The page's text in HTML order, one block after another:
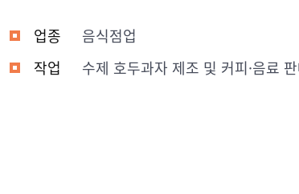
업종
음식점업
작업
수제 호두과자 제조 및 커피·음료